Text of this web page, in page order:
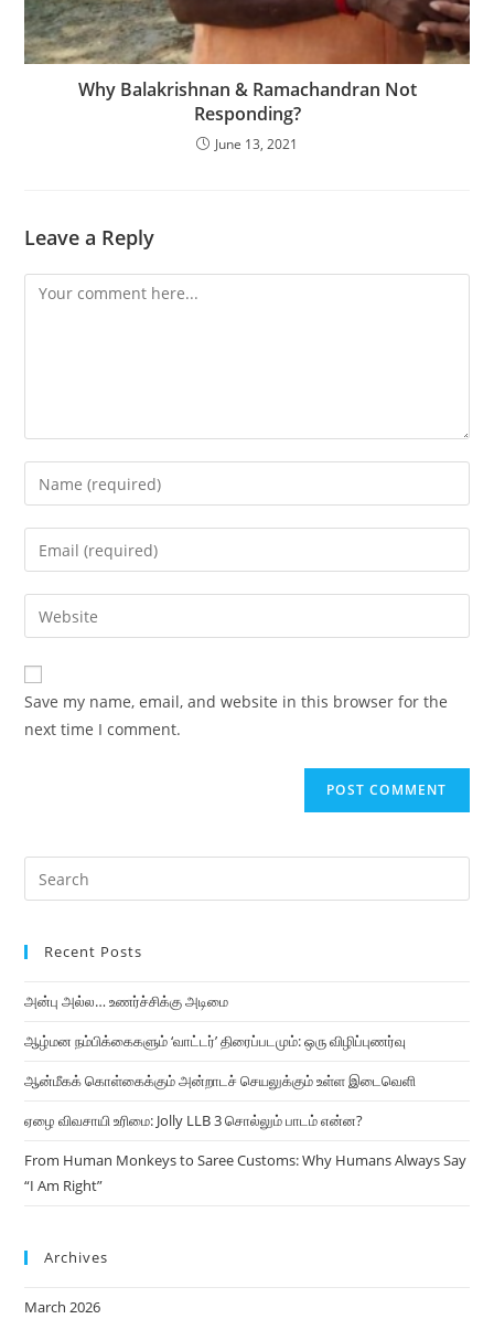
Why Balakrishnan & Ramachandran Not
Responding?
June 13, 2021
Leave a Reply
Save my name, email, and website in this browser for the
next time I comment.
Recent Posts
அன்பு அல்ல… உணர்ச்சிக்கு அடிமை
ஆழ்மன நம்பிக்கைகளும் ‘வாட்டர்’ திரைப்படமும்: ஒரு விழிப்புணர்வு
ஆன்மீகக் கொள்கைக்கும் அன்றாடச் செயலுக்கும் உள்ள இடைவெளி
ஏழை விவசாயி உரிமை: Jolly LLB 3 சொல்லும் பாடம் என்ன?
From Human Monkeys to Saree Customs: Why Humans Always Say
“I Am Right”
Archives
March 2026